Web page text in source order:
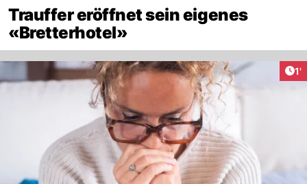
Trauffer eröffnet sein eigenes
«Bretterhotel»
1'